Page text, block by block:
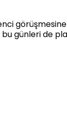
günleri de